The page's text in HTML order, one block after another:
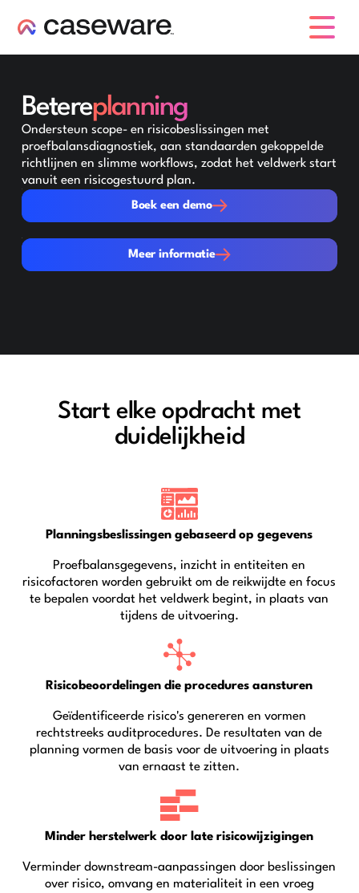
Betereplanning
Ondersteun scope- en risicobeslissingen met
proefbalansdiagnostiek, aan standaarden gekoppelde
richtlijnen en slimme workflows, zodat het veldwerk start
vanuit een risicogestuurd plan.
Boek een demo
Boek een demo
Meer informatie
Meer informatie
Start elke opdracht met
duidelijkheid
Planningsbeslissingen gebaseerd op gegevens
Proefbalansgegevens, inzicht in entiteiten en
risicofactoren worden gebruikt om de reikwijdte en focus
te bepalen voordat het veldwerk begint, in plaats van
tijdens de uitvoering.
Risicobeoordelingen die procedures aansturen
Geïdentificeerde risico's genereren en vormen
rechtstreeks auditprocedures. De resultaten van de
planning vormen de basis voor de uitvoering in plaats
van ernaast te zitten.
Minder herstelwerk door late risicowijzigingen
Verminder downstream-aanpassingen door beslissingen
over risico, omvang en materialiteit in een vroeg